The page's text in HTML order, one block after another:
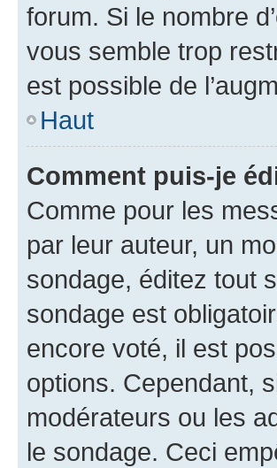
forum. Si le nombre
vous semble trop
est possible de
Haut
Comment puis-je
Comme pour les
par leur auteur, un
sondage, éditez tout
sondage est
encore voté, il est
options. Cependant,
modérateurs ou les
le sondage. Ceci